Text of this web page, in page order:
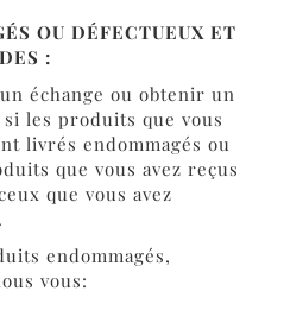
OU DÉFECTUEUX ET
:
échange ou obtenir un
les produits que vous
livrés endommagés ou
que vous avez reçus
que vous avez
endommagés,
vous: